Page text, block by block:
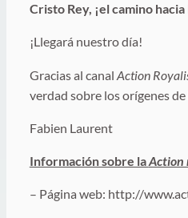
Cristo Rey, ¡el camino
¡Llegará nuestro día!
Gracias al canal Action
verdad sobre los orígenes de
Fabien Laurent
Información sobre laAction
– Página web: http://